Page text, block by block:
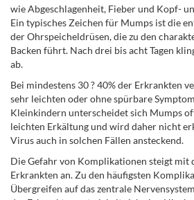
wie Abgeschlagenheit, Fieber und Kopf-
Ein typisches Zeichen für Mumps ist die
der Ohrspeicheldrüsen, die zu den
Backen führt. Nach drei bis acht Tagen
ab.
Bei mindestens 30 ? 40% der Erkrankten
sehr leichten oder ohne spürbare
Kleinkindern unterscheidet sich Mumps
leichten Erkältung und wird daher nicht
Virus auch in solchen Fällen ansteckend.
Die Gefahr von Komplikationen steigt mit
Erkrankten an. Zu den häufigsten
Übergreifen auf das zentrale